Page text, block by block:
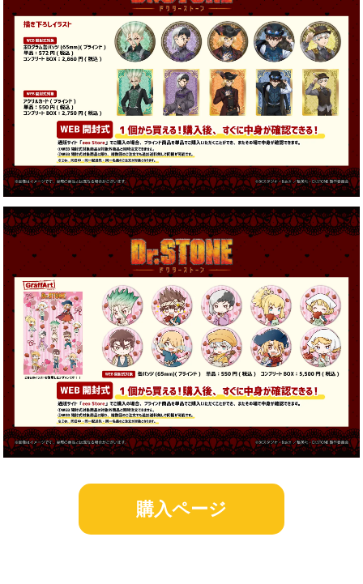
購入ページ